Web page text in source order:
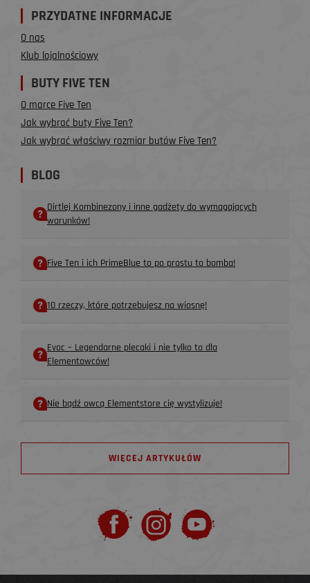
PRZYDATNE INFORMACJE
O nas
Klub lojalnościowy
BUTY FIVE TEN
O marce Five Ten
Jak wybrać buty Five Ten?
Jak wybrać właściwy rozmiar butów Five Ten?
BLOG
Dirtlej Kombinezony i inne gadżety do wymagających
warunków!
Five Ten i ich PrimeBlue to po prostu to bomba!
10 rzeczy, które potrzebujesz na wiosnę!
Evoc – Legendarne plecaki i nie tylko to dla
Elementowców!
Nie bądź owcą Elementstore cię wystylizuje!
WIĘCEJ ARTYKUŁÓW